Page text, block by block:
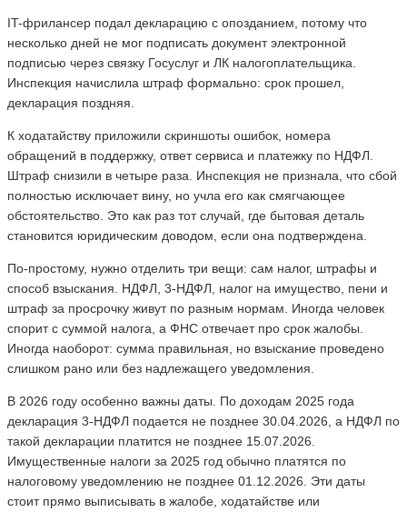
IT-фрилансер подал декларацию с опозданием, потому что
несколько дней не мог подписать документ электронной
подписью через связку Госуслуг и ЛК налогоплательщика.
Инспекция начислила штраф формально: срок прошел,
декларация поздняя.
К ходатайству приложили скриншоты ошибок, номера
обращений в поддержку, ответ сервиса и платежку по НДФЛ.
Штраф снизили в четыре раза. Инспекция не признала, что сбой
полностью исключает вину, но учла его как смягчающее
обстоятельство. Это как раз тот случай, где бытовая деталь
становится юридическим доводом, если она подтверждена.
По-простому, нужно отделить три вещи: сам налог, штрафы и
способ взыскания. НДФЛ, 3-НДФЛ, налог на имущество, пени и
штраф за просрочку живут по разным нормам. Иногда человек
спорит с суммой налога, а ФНС отвечает про срок жалобы.
Иногда наоборот: сумма правильная, но взыскание проведено
слишком рано или без надлежащего уведомления.
В 2026 году особенно важны даты. По доходам 2025 года
декларация 3-НДФЛ подается не позднее 30.04.2026, а НДФЛ по
такой декларации платится не позднее 15.07.2026.
Имущественные налоги за 2025 год обычно платятся по
налоговому уведомлению не позднее 01.12.2026. Эти даты
стоит прямо выписывать в жалобе, ходатайстве или